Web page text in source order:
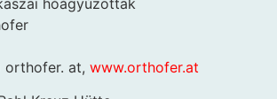
orthofer. at, www.orthofer.at